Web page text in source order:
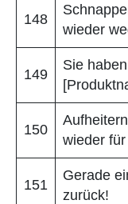
148
wieder
149
Sie
150
wieder
151
Gerade
zurück!